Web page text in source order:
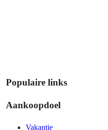
Populaire links
Aankoopdoel
Vakantie